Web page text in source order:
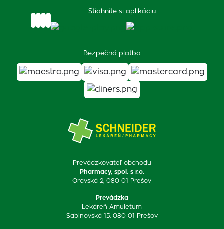
Prevádzkovateľ obchodu
Pharmacy, spol. s r.o.
Oravská 2, 080 01 Prešov
Prevádzka
Lekáreň Amuletum
Sabinovská 15, 080 01 Prešov
Stiahnite si aplikáciu
Bezpečná platba